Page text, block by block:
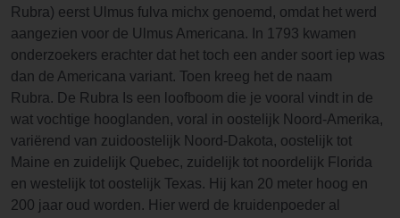
Rubra) eerst Ulmus fulva michx genoemd, omdat het werd
aangezien voor de Ulmus Americana. In 1793 kwamen
onderzoekers erachter dat het toch een ander soort iep was
dan de Americana variant. Toen kreeg het de naam
Rubra. De Rubra Is een loofboom die je vooral vindt in de
wat vochtige hooglanden, voral in oostelijk Noord-Amerika,
variërend van zuidoostelijk Noord-Dakota, oostelijk tot
Maine en zuidelijk Quebec, zuidelijk tot noordelijk Florida
en westelijk tot oostelijk Texas. Hij kan 20 meter hoog en
200 jaar oud worden. Hier werd de kruidenpoeder al